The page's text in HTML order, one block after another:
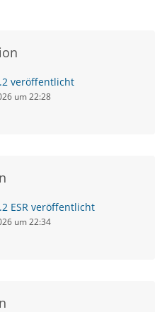
veröffentlicht
um 22:28
ESR veröffentlicht
um 22:34